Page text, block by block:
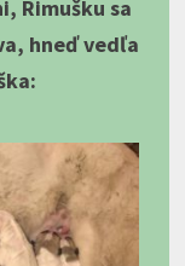
Rimušku sa
hneď vedľa